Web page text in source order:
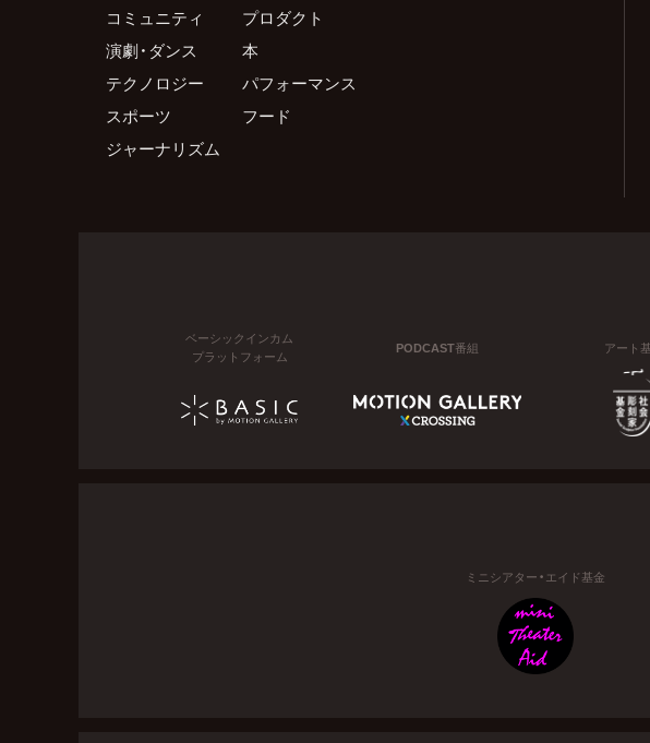
コミュニティ
プロダクト
演劇・ダンス
本
テクノロジー
パフォーマンス
スポーツ
フード
ジャーナリズム
ベーシックインカム
プラットフォーム
PODCAST番組 アート
ミニシアター・エイド基金